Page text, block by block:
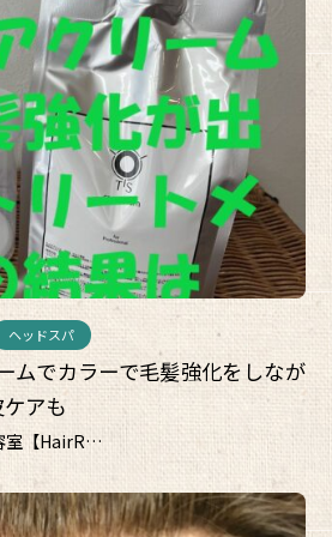
ヘッドスパ
ムでカラーで毛髪強化をしなが
アも
室【HairR…